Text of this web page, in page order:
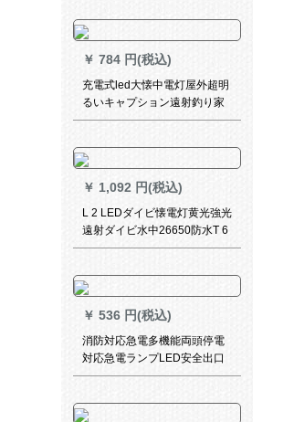
￥ 784 円(税込)
充電式led大懐中電灯屋外超明
るいキャプション遠射釣り家
庭用緊急照明KP-613 B集光
￥ 1,092 円(税込)
L 2 LEDダイビ懐電灯黄光強光
遠射ダイビ水中26650防水T 6
単段補光ランプL 2白光単一ダ
￥ 536 円(税込)
消防対応急電多機能両頭停電
対応急電ランプLED安全出口
疎開対応急電新国标（正方